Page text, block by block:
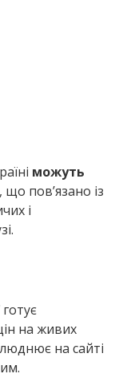
можуть
пов’язано із
і
готує
на живих
на сайті